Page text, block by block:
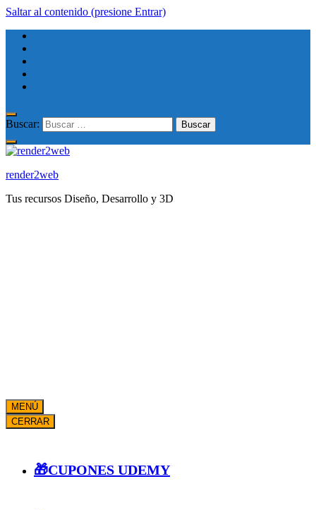
Saltar al contenido (presione Entrar)
Buscar:
render2web
Tus recursos Diseño, Desarrollo y 3D
MENÚ
CERRAR
🎁CUPONES UDEMY